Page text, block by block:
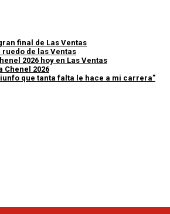
final de Las Ventas
de las Ventas
2026 hoy en Las Ventas
Chenel 2026
que tanta falta le hace a mi carrera”